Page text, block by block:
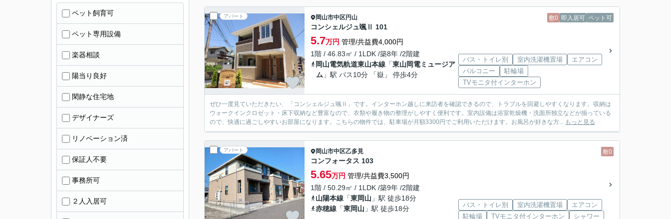
アパート 敷0 即入居可 ペット可
岡山市中区円山
コンシェルジュ颯Ⅱ 101
5.7万円 管理/共益費4,000円
1階 / 46.83㎡ / 1LDK /築8年 /2階建
岡山電気軌道東山本線 「東山岡電ミュージア
ム 」駅 バス10分 「嶽」 停歩4分
バス・トイレ別 室内洗濯機置場
エアコン
バルコニー
駐輪場
TVモニタ付インターホン
ぜひ一度見ていただきたい、「コンシェルジュ颯Ⅱ」です。インターホン越しに来訪者を確認できるので、トラブルを回避しやすくなります。収納は
ウォークインクロゼット・床下収納など豊富なので、衣類や履き物の整理がしやすく便利です。室内設備は浴室乾燥機・洗面所独立などが揃っている
ので、快適に過ごしやすいお部屋になります。こちらの物件では、駐車場が月額3300円でご利用いただけます。お風呂が好きな方... もっと見る
アパート 敷0
岡山市中区乙多見
コンフォータス 103
5.65万円 管理/共益費3,500円
1階 / 50.29㎡ / 1LDK /築9年 /2階建
山陽本線 「東岡山 」駅 徒歩18分
赤穂線 「東岡山 」駅 徒歩18分 バス・トイレ別 室内洗濯機置場
エアコン
駐輪場
TVモニタ付インターホン シャワー
ペット飼育可
ペット専用設備
楽器相談
陽当り良好
閑静な住宅地
デザイナーズ
リノベーション済
保証人不要
事務所可
２人入居可